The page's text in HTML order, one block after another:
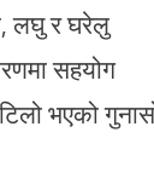
लघु र घरेलु
सहयोग
भएको